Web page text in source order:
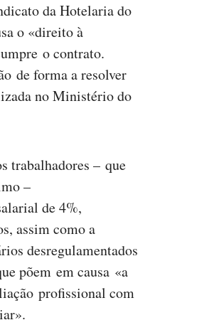
da Hotelaria do
o «direito à
o contrato.
de forma a resolver
no Ministério do
trabalhadores – que
–
de 4%,
assim como a
desregulamentados
põem em causa «a
profissional com